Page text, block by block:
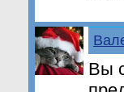
Вы